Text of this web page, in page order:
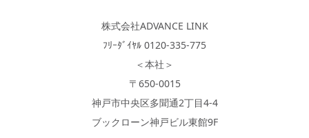
株式会社ADVANCE LINK
ﾌﾘｰﾀﾞｲﾔﾙ 0120-335-775
＜本社＞
〒650-0015
神戸市中央区多聞通2丁目4-4
ブックローン神戸ビル東館9F